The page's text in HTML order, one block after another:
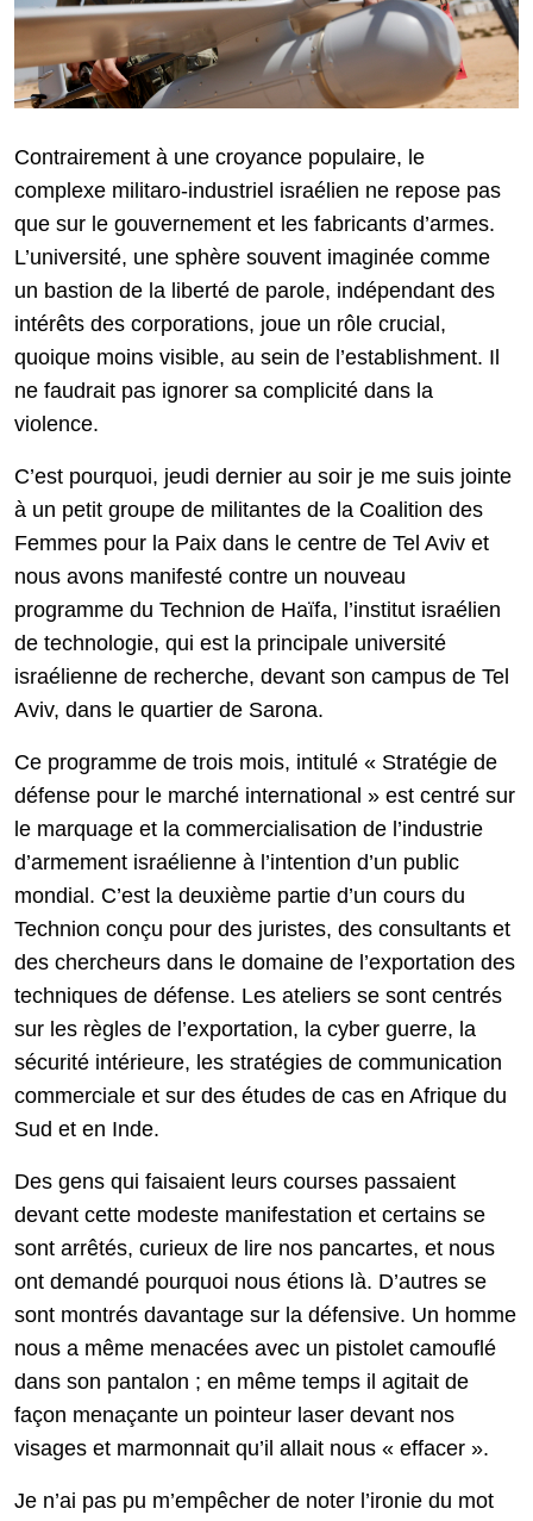
Contrairement à une croyance populaire, le
complexe militaro-industriel israélien ne repose pas
que sur le gouvernement et les fabricants d’armes.
L’université, une sphère souvent imaginée comme
un bastion de la liberté de parole, indépendant des
intérêts des corporations, joue un rôle crucial,
quoique moins visible, au sein de l’establishment. Il
ne faudrait pas ignorer sa complicité dans la
violence.
C’est pourquoi, jeudi dernier au soir je me suis jointe
à un petit groupe de militantes de la Coalition des
Femmes pour la Paix dans le centre de Tel Aviv et
nous avons manifesté contre un nouveau
programme du Technion de Haïfa, l’institut israélien
de technologie, qui est la principale université
israélienne de recherche, devant son campus de Tel
Aviv, dans le quartier de Sarona.
Ce programme de trois mois, intitulé « Stratégie de
défense pour le marché international » est centré sur
le marquage et la commercialisation de l’industrie
d’armement israélienne à l’intention d’un public
mondial. C’est la deuxième partie d’un cours du
Technion conçu pour des juristes, des consultants et
des chercheurs dans le domaine de l’exportation des
techniques de défense. Les ateliers se sont centrés
sur les règles de l’exportation, la cyber guerre, la
sécurité intérieure, les stratégies de communication
commerciale et sur des études de cas en Afrique du
Sud et en Inde.
Des gens qui faisaient leurs courses passaient
devant cette modeste manifestation et certains se
sont arrêtés, curieux de lire nos pancartes, et nous
ont demandé pourquoi nous étions là. D’autres se
sont montrés davantage sur la défensive. Un homme
nous a même menacées avec un pistolet camouflé
dans son pantalon ; en même temps il agitait de
façon menaçante un pointeur laser devant nos
visages et marmonnait qu’il allait nous « effacer ».
Je n’ai pas pu m’empêcher de noter l’ironie du mot